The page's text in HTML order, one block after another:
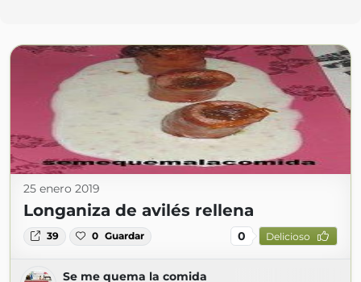
25 enero 2019
Longaniza de avilés rellena
39 0 Guardar 0 Delicioso
Se me quema la comida